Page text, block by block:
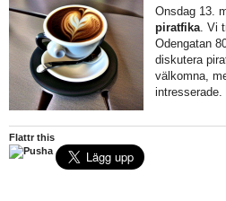
Onsdag 13.
piratfika . Vi
Odengatan
diskutera
välkomna,
intresserade.
Flattr this